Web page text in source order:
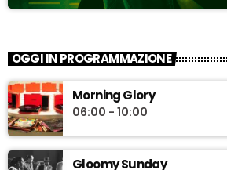
OGGI IN PROGRAMMAZIONE
Morning Glory
06:00 - 10:00
Gloomy Sunday